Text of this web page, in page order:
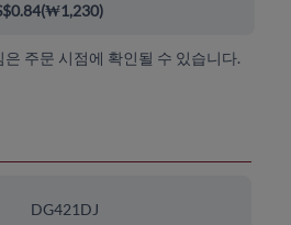
(₩1,230)
주문 시점에 확인될 수 있습니다.
DG421DJ